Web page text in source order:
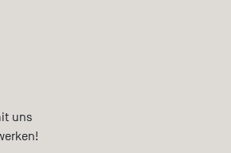
uns